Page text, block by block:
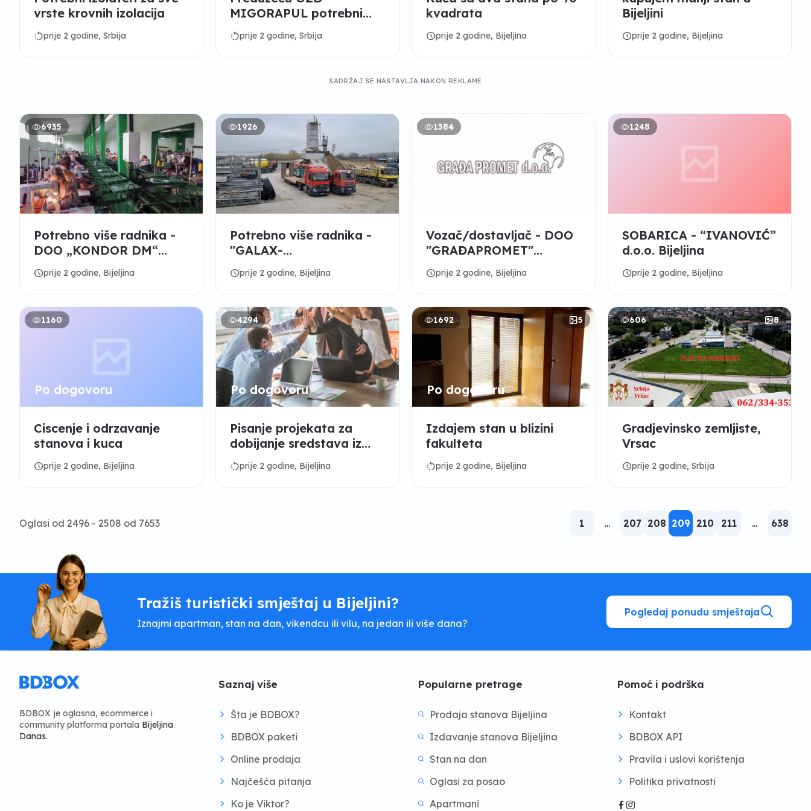
vrste krovnih izolacija
rotate_leftprije 2 godine, Srbija
MIGORAPUL potrebni
gipsari i moleri sa radnim
iskustvom
rotate_leftprije 2 godine, Srbija
kvadrata
scheduleprije 2 godine, Bijeljina
Bijeljini
scheduleprije 2 godine, Bijeljina
SADRŽAJ SE NASTAVLJA NAKON REKLAME
6935
Potrebno više radnika -
DOO „KONDOR DM“
Bijeljina
scheduleprije 2 godine, Bijeljina
1926
Potrebno više radnika -
"GALAX-
NISKOGRADNJA" DOO
scheduleprije 2 godine, Bijeljina
1384
Vozač/dostavljač - DOO
"GRAĐAPROMET"
Bijeljina
scheduleprije 2 godine, Bijeljina
1248
SOBARICA - “IVANOVIĆ”
d.o.o. Bijeljina
scheduleprije 2 godine, Bijeljina
1160
Po dogovoru
Ciscenje i odrzavanje
stanova i kuca
scheduleprije 2 godine, Bijeljina
4294
Po dogovoru
Pisanje projekata za
dobijanje sredstava iz
fondova EU
rotate_leftprije 2 godine, Bijeljina
1692 5
Po dogovoru
Izdajem stan u blizini
fakulteta
rotate_leftprije 2 godine, Bijeljina
606 8
Gradjevinsko zemljiste,
Vrsac
scheduleprije 2 godine, Srbija
Oglasi od 2496 - 2508 od 7653 1 ... 207 208 209 210 211 ... 638
Tražiš turistički smještaj u Bijeljini?
Iznajmi apartman, stan na dan, vikendcu ili vilu, na jedan ili više dana?
Pogledaj ponudu smještaja
BDBOX je oglasna, ecommerce i
community platforma portala Bijeljina
Danas.
Saznaj više
Šta je BDBOX?
BDBOX paketi
Online prodaja
Najčešća pitanja
Ko je Viktor?
Popularne pretrage
Prodaja stanova Bijeljina
Izdavanje stanova Bijeljina
Stan na dan
Oglasi za posao
Apartmani
Pomoć i podrška
Kontakt
BDBOX API
Pravila i uslovi korištenja
Politika privatnosti